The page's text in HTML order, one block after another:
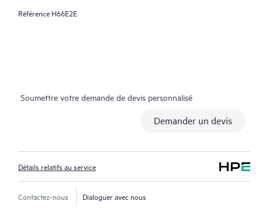
Référence H66E2E
Soumettre votre demande de devis personnalisé
Demander un devis
Détails relatifs au service
Contactez-nous Dialoguer avec nous